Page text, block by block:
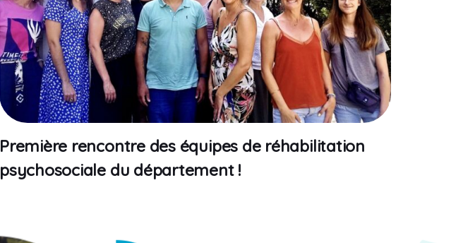
Première rencontre des équipes de réhabilitation
psychosociale du département !